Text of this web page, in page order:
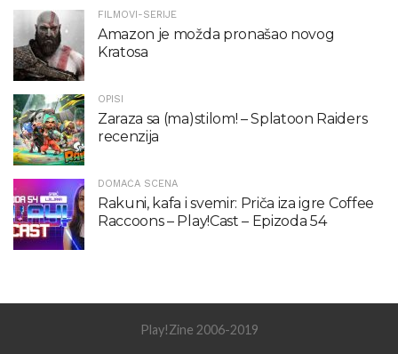
FILMOVI-SERIJE
Amazon je možda pronašao novog
Kratosa
OPISI
Zaraza sa (ma)stilom! – Splatoon Raiders
recenzija
DOMAĆA SCENA
Rakuni, kafa i svemir: Priča iza igre Coffee
Raccoons – Play!Cast – Epizoda 54
Play!Zine 2006-2019